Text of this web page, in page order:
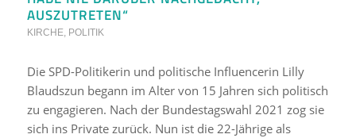
AUSZUTRETEN“
KIRCHE, POLITIK
Die SPD-Politikerin und politische Influencerin Lilly
Blaudszun begann im Alter von 15 Jahren sich politisch
zu engagieren. Nach der Bundestagswahl 2021 zog sie
sich ins Private zurück. Nun ist die 22-Jährige als